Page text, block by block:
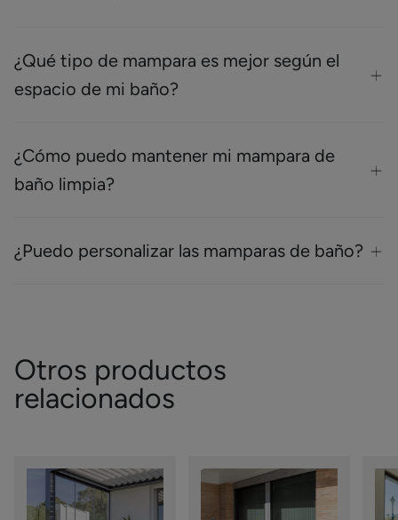
¿Qué tipo de mampara es mejor según el
espacio de mi baño?
¿Cómo puedo mantener mi mampara de
baño limpia?
¿Puedo personalizar las mamparas de baño?
Otros productos
relacionados